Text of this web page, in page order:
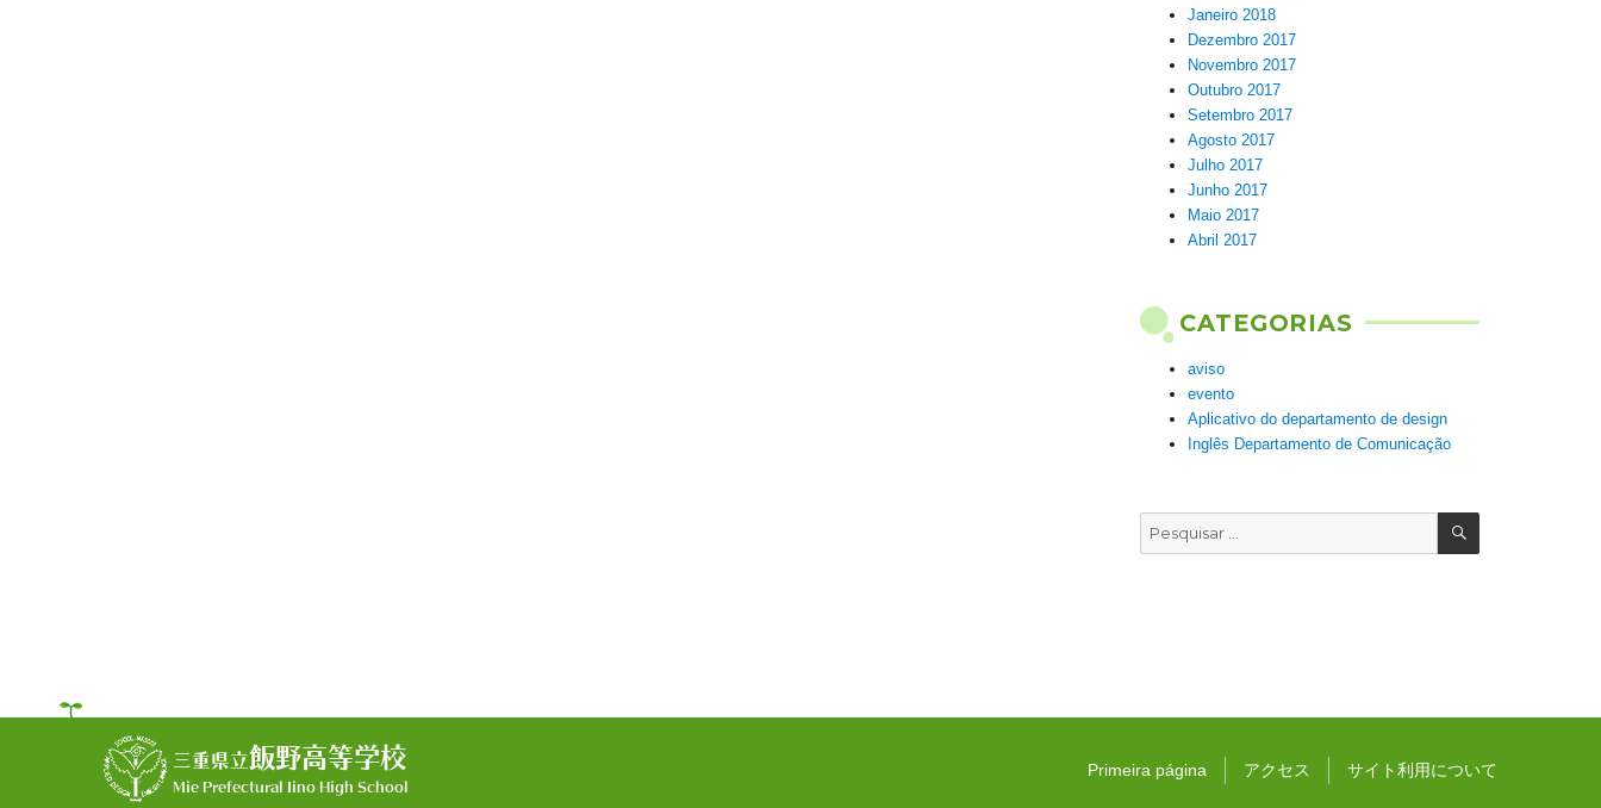
Janeiro 2018
Dezembro 2017
Novembro 2017
Outubro 2017
Setembro 2017
Agosto 2017
Julho 2017
Junho 2017
Maio 2017
Abril 2017
CATEGORIAS
aviso
evento
Aplicativo do departamento de design
Inglês Departamento de Comunicação
Pesquisar
por:
PESQUISAR
三重県立飯野高等学校
Mie Prefectural Iino High School
Primeira página アクセス サイト利用について